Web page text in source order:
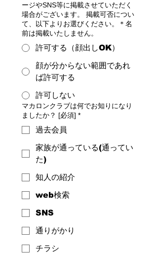
ージやSNS等に掲載させていただく
場合がございます。 掲載可否につい
て、以下よりお選びください。＊名
前は掲載いたしません。
許可する（顔出しOK）
顔が分からない範囲であれ
ば許可する
許可しない
マカロンクラブは何でお知りになり
ましたか？ [必須] *
過去会員
家族が通っている(通ってい
た)
知人の紹介
web検索
SNS
通りがかり
チラシ